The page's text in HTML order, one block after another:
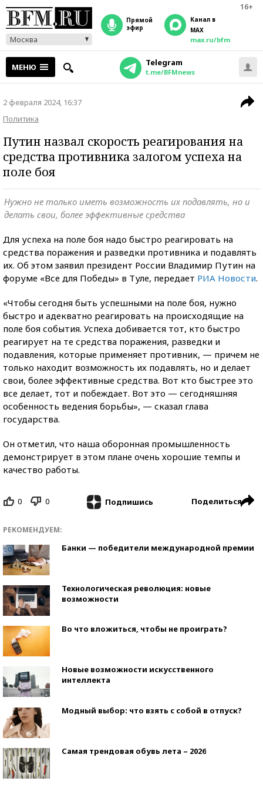
16+
Москва
прямой
эфир
Канал в
MAX
max.ru/bfm
МЕНЮ Telegram
t.me/BFMnews
2 февраля 2024, 16:37
Политика
Путин назвал скорость реагирования на
средства противника залогом успеха на
поле боя
Нужно не только иметь возможность их подавлять, но и
делать свои, более эффективные средства
Для успеха на поле боя надо быстро реагировать на
средства поражения и разведки противника и подавлять
их. Об этом заявил президент России Владимир Путин на
форуме «Все для Победы» в Туле, передает РИА Новости.
«Чтобы сегодня быть успешными на поле боя, нужно
быстро и адекватно реагировать на происходящие на
поле боя события. Успеха добивается тот, кто быстро
реагирует на те средства поражения, разведки и
подавления, которые применяет противник, — причем не
только находит возможность их подавлять, но и делает
свои, более эффективные средства. Вот кто быстрее это
все делает, тот и побеждает. Вот это — сегодняшняя
особенность ведения борьбы», — сказал глава
государства.
Он отметил, что наша оборонная промышленность
демонстрирует в этом плане очень хорошие темпы и
качество работы.
0 0 Подпишись Поделиться
РЕКОМЕНДУЕМ:
Банки — победители международной премии
Технологическая революция: новые
возможности
Во что вложиться, чтобы не проиграть?
Новые возможности искусственного
интеллекта
Модный выбор: что взять с собой в отпуск?
Самая трендовая обувь лета – 2026